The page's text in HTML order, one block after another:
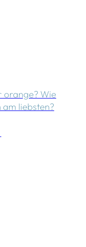
orange? Wie
am liebsten?